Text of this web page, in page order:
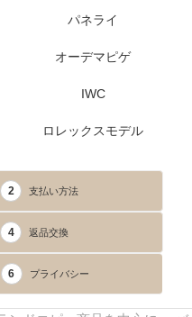
パネライ
オーデマピゲ
IWC
ロレックスモデル
2 支払い方法
4 返品交換
6 プライバシー